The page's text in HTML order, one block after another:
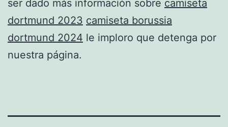
ser dado más información sobre camiseta
dortmund 2023 camiseta borussia
dortmund 2024 le imploro que detenga por
nuestra página.